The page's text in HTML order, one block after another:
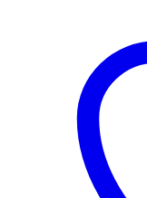
página
de
producto